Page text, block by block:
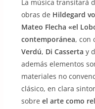
La música transitará
obras de Hildegard
Mateo Flecha «el
contemporánea, con
Verdú, Di Casserta y
además elementos
materiales no
clásico, en clara
sobre el arte como